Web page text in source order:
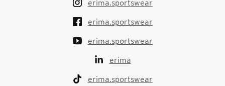
erima.sportswear
erima.sportswear
erima.sportswear
erima
erima.sportswear